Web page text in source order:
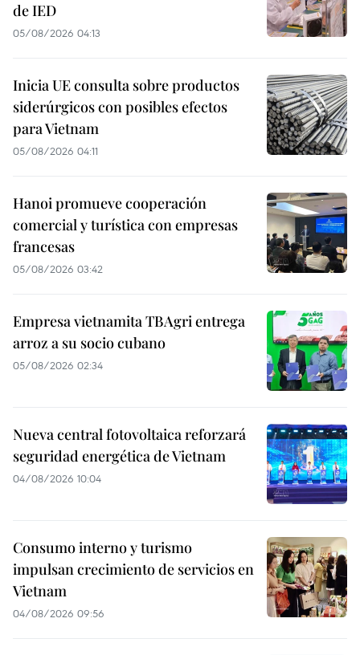
de IED
05/08/2026 04:13
Inicia UE consulta sobre productos
siderúrgicos con posibles efectos
para Vietnam
05/08/2026 04:11
Hanoi promueve cooperación
comercial y turística con empresas
francesas
05/08/2026 03:42
Empresa vietnamita TBAgri entrega
arroz a su socio cubano
05/08/2026 02:34
Nueva central fotovoltaica reforzará
seguridad energética de Vietnam
04/08/2026 10:04
Consumo interno y turismo
impulsan crecimiento de servicios en
Vietnam
04/08/2026 09:56